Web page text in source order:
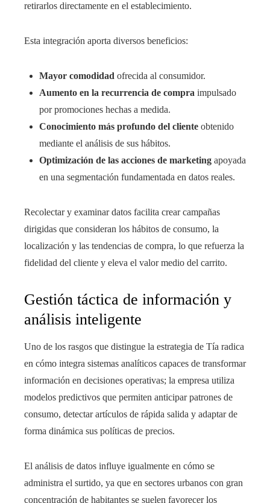
retirarlos directamente en el establecimiento.
Esta integración aporta diversos beneficios:
Mayor comodidad ofrecida al consumidor.
Aumento en la recurrencia de compra impulsado
por promociones hechas a medida.
Conocimiento más profundo del cliente obtenido
mediante el análisis de sus hábitos.
Optimización de las acciones de marketing apoyada
en una segmentación fundamentada en datos reales.
Recolectar y examinar datos facilita crear campañas
dirigidas que consideran los hábitos de consumo, la
localización y las tendencias de compra, lo que refuerza la
fidelidad del cliente y eleva el valor medio del carrito.
Gestión táctica de información y
análisis inteligente
Uno de los rasgos que distingue la estrategia de Tía radica
en cómo integra sistemas analíticos capaces de transformar
información en decisiones operativas; la empresa utiliza
modelos predictivos que permiten anticipar patrones de
consumo, detectar artículos de rápida salida y adaptar de
forma dinámica sus políticas de precios.
El análisis de datos influye igualmente en cómo se
administra el surtido, ya que en sectores urbanos con gran
concentración de habitantes se suelen favorecer los